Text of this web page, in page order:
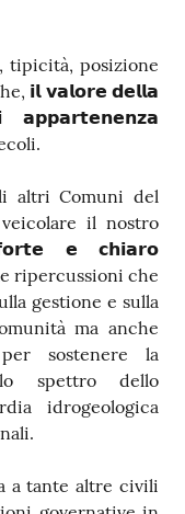
tipicità, posizione
𝗶𝗹 𝘃𝗮𝗹𝗼𝗿𝗲 𝗱𝗲𝗹𝗹𝗮
altri Comuni del
il nostro
𝗲 𝗰𝗵𝗶𝗮𝗿𝗼
ripercussioni che
gestione e sulla
ma anche
sostenere la
spettro dello
idrogeologica
a tante altre civili